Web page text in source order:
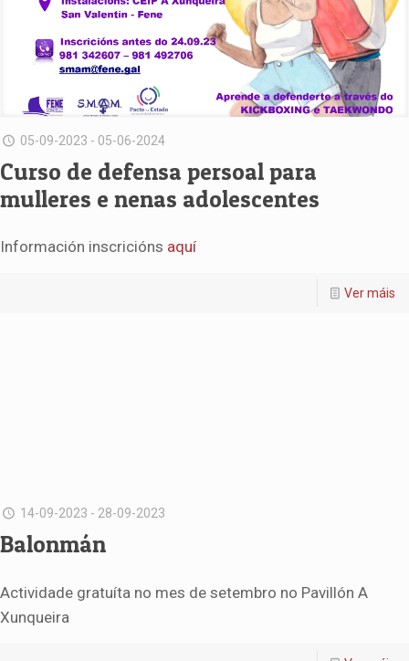
05-09-2023 - 05-06-2024
Curso de defensa persoal para
mulleres e nenas adolescentes
Información inscricións aquí
Ver máis
14-09-2023 - 28-09-2023
Balonmán
Actividade gratuíta no mes de setembro no Pavillón A
Xunqueira